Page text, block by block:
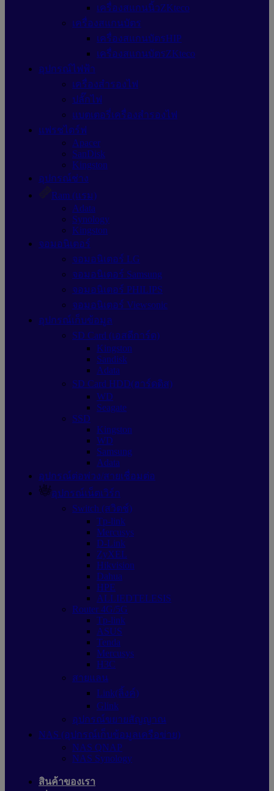
เครื่องสแกนนิ้วZKteco
เครื่องสแกนบัตร
เครื่องสแกนบัตรHIP
เครื่องสแกนบัตรZKteco
อุปกรณ์ไฟฟ้า
เครื่องสำรองไฟ
ปลั๊กไฟ
แบตเตอรี่เครื่องสำรองไฟ
แฟรชไดร์ฟ
Apacer
SanDisk
Kingston
อุปกรณ์ช่าง
Ram (แรม)
Adata
Synology
Kingston
จอมอนิเตอร์
จอมอนิเตอร์ LG
จอมอนิเตอร์ Samsung
จอมอนิเตอร์ PHILIPS
จอมอนิเตอร์ Viewsonic
อุปกรณ์เก็บข้อมูล
SD Card (เอสดีการ์ด)
Kingston
Sandisk
Adata
SD Card HDD(ฮาร์ดดิส)
WD
Seagate
SSD
Kingston
WD
Samsung
Adata
อุปกรณ์ต่อพ่วง/สายเชื่อมต่อ
อุปกรณ์เน็ตเวิร์ก
Switch (สวิตช์)
Tp-link
Mercusys
D-Link
ZyXEL
Hikvision
Dahua
HPE
ALLIEDTELESIS
Router 4G/5G
Tp-link
ASUS
Tenda
Mercusys
H3C
สายแลน
Link(ลิ้งค์)
Glink
อุปกรณ์ขยายสัญญาณ
NAS (อุปกรณ์เก็บข้อมูลเครือข่าย)
NAS QNAP
NAS Synology
สินค้าของเรา